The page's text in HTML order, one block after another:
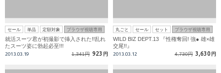
セール 単品 定額対象 ブラウザ視聴専用
就活スーツ君が初撮影で挿入された!!乱れ
たスーツ姿に勃起必至!!!
2013.03.19 1,341円 923 円
丸ごと セール セット ブラウザ視聴専用
WILD BIZ DEPT.13 『性権奪回! 強● 雄×雄
交尾!!』
2013.03.12 4,730円 3,630 円